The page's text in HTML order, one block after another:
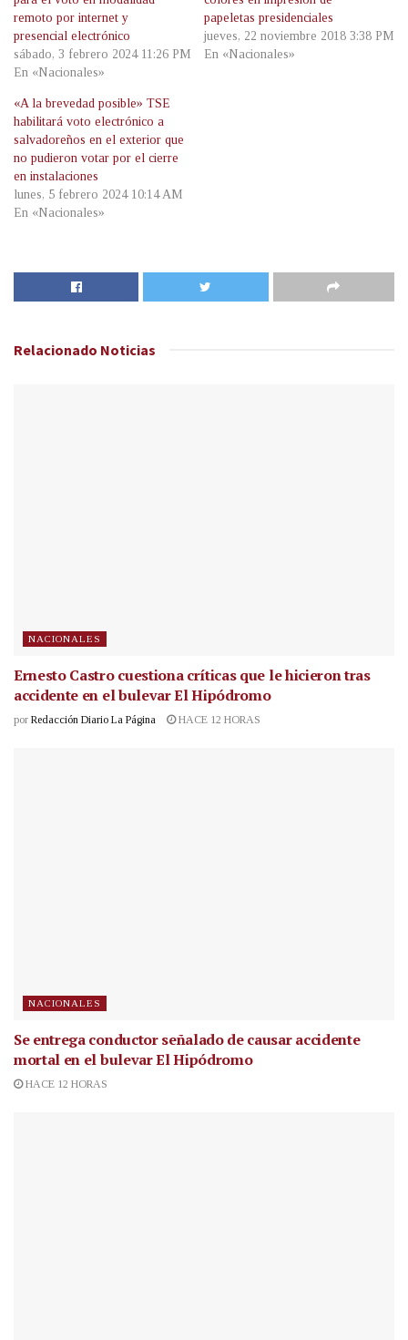
remoto por internet y
presencial electrónico
sábado, 3 febrero 2024 11:26 PM
En «Nacionales»
papeletas presidenciales
jueves, 22 noviembre 2018 3:38 PM
En «Nacionales»
«A la brevedad posible» TSE
habilitará voto electrónico a
salvadoreños en el exterior que
no pudieron votar por el cierre
en instalaciones
lunes, 5 febrero 2024 10:14 AM
En «Nacionales»
Relacionado Noticias
NACIONALES
Ernesto Castro cuestiona críticas que le hicieron tras
accidente en el bulevar El Hipódromo
por Redacción Diario La Página HACE 12 HORAS
NACIONALES
Se entrega conductor señalado de causar accidente
mortal en el bulevar El Hipódromo
HACE 12 HORAS